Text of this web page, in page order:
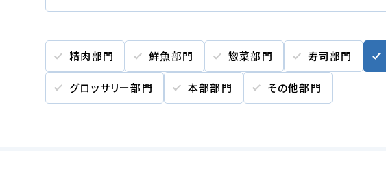
精肉部門 鮮魚部門 惣菜部門 寿司部門
グロッサリー部門 本部部門 その他部門